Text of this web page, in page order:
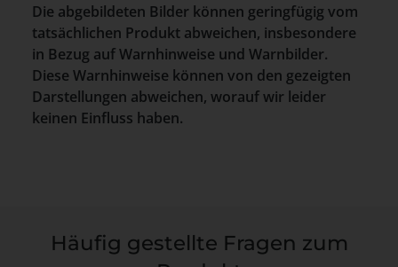
Die abgebildeten Bilder können geringfügig vom
tatsächlichen Produkt abweichen, insbesondere
in Bezug auf Warnhinweise und Warnbilder.
Diese Warnhinweise können von den gezeigten
Darstellungen abweichen, worauf wir leider
keinen Einfluss haben.
Häufig gestellte Fragen zum